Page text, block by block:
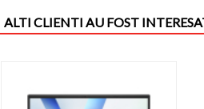
ALTI CLIENTI AU FOST